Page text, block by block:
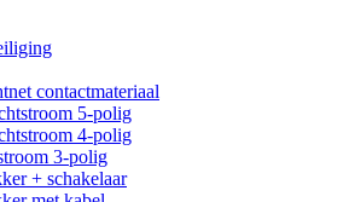
contactmateriaal
5-polig
4-polig
3-polig
+ schakelaar